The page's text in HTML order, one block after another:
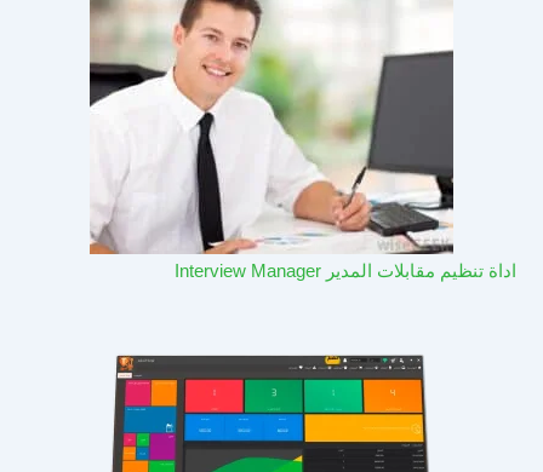
اداة تنظيم مقابلات المدير Interview Manager